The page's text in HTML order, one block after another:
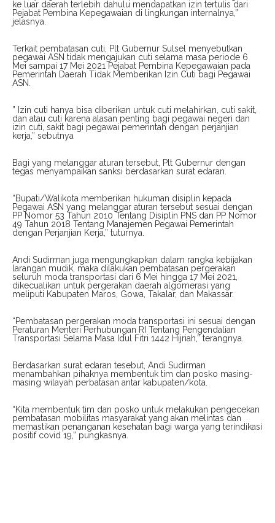
ke luar daerah terlebih dahulu mendapatkan izin tertulis dari
Pejabat Pembina Kepegawaian di lingkungan internalnya,”
jelasnya.
Terkait pembatasan cuti, Plt Gubernur Sulsel menyebutkan
pegawai ASN tidak mengajukan cuti selama masa periode 6
Mei sampai 17 Mei 2021 Pejabat Pembina Kepegawaian pada
Pemerintah Daerah Tidak Memberikan Izin Cuti bagi Pegawai
ASN.
” Izin cuti hanya bisa diberikan untuk cuti melahirkan, cuti sakit,
dan atau cuti karena alasan penting bagi pegawai negeri dan
izin cuti, sakit bagi pegawai pemerintah dengan perjanjian
kerja,” sebutnya
Bagi yang melanggar aturan tersebut, Plt Gubernur dengan
tegas menyampaikan sanksi berdasarkan surat edaran.
“Bupati/Walikota memberikan hukuman disiplin kepada
Pegawai ASN yang melanggar aturan tersebut sesuai dengan
PP Nomor 53 Tahun 2010 Tentang Disiplin PNS dan PP Nomor
49 Tahun 2018 Tentang Manajemen Pegawai Pemerintah
dengan Perjanjian Kerja,” tuturnya.
Andi Sudirman juga mengungkapkan dalam rangka kebijakan
larangan mudik, maka dilakukan pembatasan pergerakan
seluruh moda transportasi dari 6 Mei hingga 17 Mei 2021,
dikecualikan untuk pergerakan daerah algomerasi yang
meliputi Kabupaten Maros, Gowa, Takalar, dan Makassar.
“Pembatasan pergerakan moda transportasi ini sesuai dengan
Peraturan Menteri Perhubungan RI Tentang Pengendalian
Transportasi Selama Masa Idul Fitri 1442 Hijriah,” terangnya.
Berdasarkan surat edaran tesebut, Andi Sudirman
menambahkan pihaknya membentuk tim dan posko masing-
masing wilayah perbatasan antar kabupaten/kota.
“Kita membentuk tim dan posko untuk melakukan pengecekan
pembatasan mobilitas masyarakat yang akan melintas dan
memastikan penanganan kesehatan bagi warga yang terindikasi
positif covid 19,” pungkasnya.